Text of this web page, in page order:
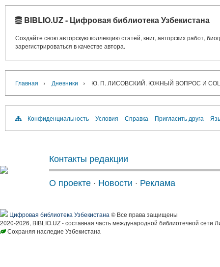
BIBLIO.UZ - Цифровая библиотека Узбекистана
Создайте свою авторскую коллекцию статей, книг, авторских работ,
зарегистрироваться в качестве автора.
Главная › Дневники › Ю. П. ЛИСОВСКИЙ. ЮЖНЫЙ ВОПРОС И
Конфиденциальность Условия Справка Пригласить друга
Контакты редакции
О проекте · Новости · Реклама
Цифровая библиотека Узбекистана © Все права защищены
2020-2026, BIBLIO.UZ - составная часть международной библиотечной сети
Сохраняя наследие Узбекистана